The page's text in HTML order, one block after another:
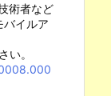
術者など
バイルア
い。